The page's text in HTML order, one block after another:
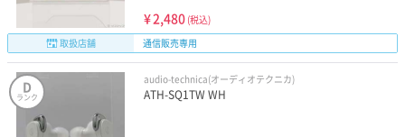
¥2,480 (税込)
取扱店舗
通信販売専用
D
ランク
audio-technica(オーディオテクニカ)
ATH-SQ1TW WH